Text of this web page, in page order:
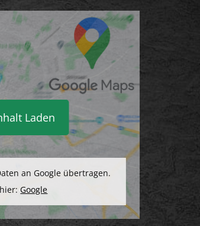
Laden
an Google übertragen.
Google